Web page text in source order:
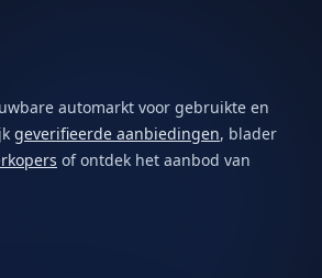
automarkt voor gebruikte en
geverifieerde aanbiedingen, blader
of ontdek het aanbod van